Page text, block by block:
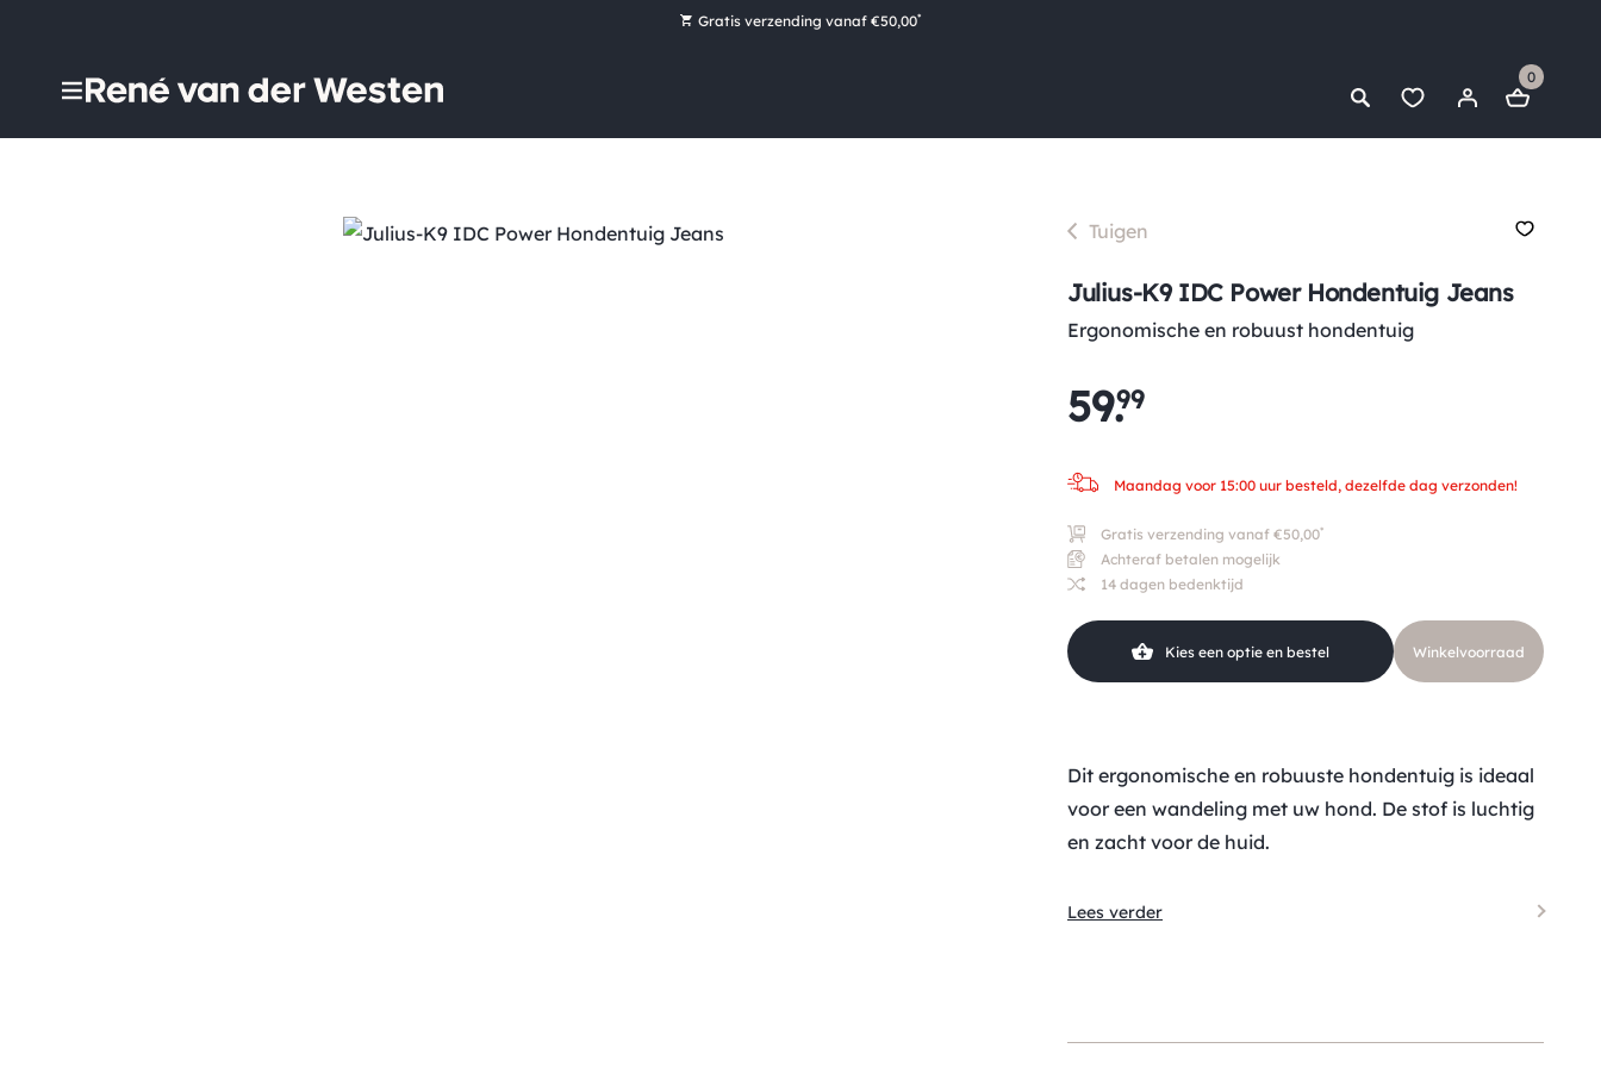
Gratis verzending vanaf €50,00*
0
Tuigen
Julius-K9 IDC Power Hondentuig Jeans
Ergonomische en robuust hondentuig
59.99
Maandag voor 15:00 uur besteld, dezelfde dag verzonden!
Gratis verzending vanaf €50,00*
Achteraf betalen mogelijk
14 dagen bedenktijd
Kies een optie en bestel Winkelvoorraad
Dit ergonomische en robuuste hondentuig is ideaal
voor een wandeling met uw hond. De stof is luchtig
en zacht voor de huid.
Lees verder